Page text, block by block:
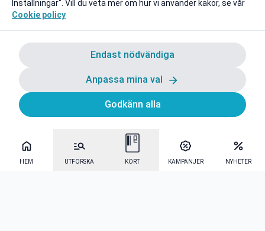
HEM UTFORSKA KORT KAMPANJER NYHETER
Inställningar". Vill du veta mer om hur vi använder kakor, se vår
Cookie policy
Endast nödvändiga
Anpassa mina val
Godkänn alla